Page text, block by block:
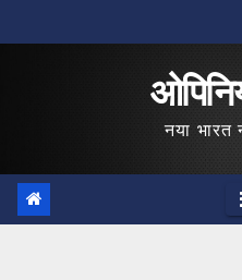
to
नया भारत